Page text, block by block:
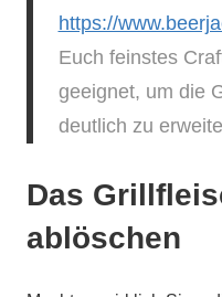
https://
Euch feinstes
geeignet, um die
deutlich zu
Das
ablöschen